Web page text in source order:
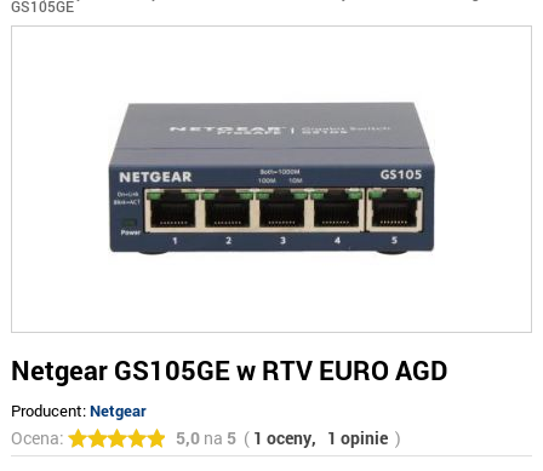
GS105GE
Netgear GS105GE w RTV EURO AGD
Producent:Netgear
Ocena: 5,0na 5( 1 oceny, 1 opinie )